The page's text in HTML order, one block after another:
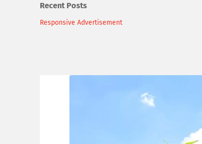
Recent Posts
Responsive Advertisement